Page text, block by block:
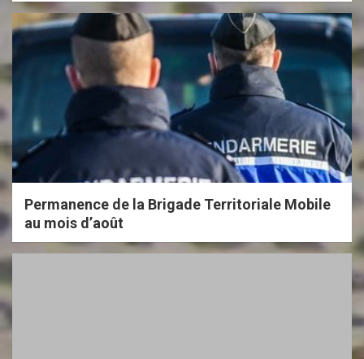
Permanence de la Brigade Territoriale Mobile
au mois d’août